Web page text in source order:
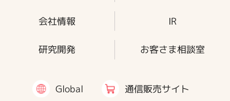
会社情報 IR
研究開発 お客さま相談室
Global 通信販売サイト